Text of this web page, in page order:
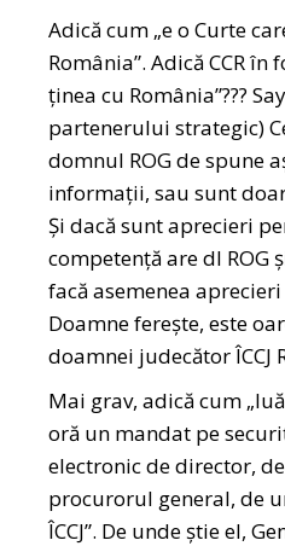
Adică cum „e o Curte
România”. Adică CCR
ținea cu România”???
partenerului strategic)
domnul ROG de spune
informații, sau sunt
Și dacă sunt aprecieri
competență are dl ROG
facă asemenea
Doamne ferește, este
doamnei judecător ÎCCJ
Mai grav, adică cum
oră un mandat pe
electronic de director,
procurorul general, de
ÎCCJ”. De unde știe el,